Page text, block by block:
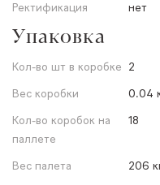
Ректификация
нет
Упаковка
Кол-во шт в коробке 2
Вес коробки
0.04
Кол-во коробок на
паллете
18
Вес палета
206